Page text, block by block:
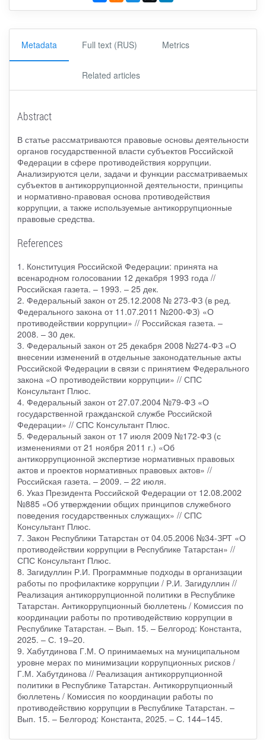
Metadata Full text (RUS) Metrics
Related articles
Abstract
В статье рассматриваются правовые основы деятельности
органов государственной власти субъектов Российской
Федерации в сфере противодействия коррупции.
Анализируются цели, задачи и функции рассматриваемых
субъектов в антикоррупционной деятельности, принципы
и нормативно-правовая основа противодействия
коррупции, а также используемые антикоррупционные
правовые средства.
References
1. Конституция Российской Федерации: принята на
всенародном голосовании 12 декабря 1993 года //
Российская газета. – 1993. – 25 дек.
2. Федеральный закон от 25.12.2008 № 273-ФЗ (в ред.
Федерального закона от 11.07.2011 №200-ФЗ) «О
противодействии коррупции» // Российская газета. –
2008. – 30 дек.
3. Федеральный закон от 25 декабря 2008 №274-ФЗ «О
внесении изменений в отдельные законодательные акты
Российской Федерации в связи с принятием Федерального
закона «О противодействии коррупции» // СПС
Консультант Плюс.
4. Федеральный закон от 27.07.2004 №79-ФЗ «О
государственной гражданской службе Российской
Федерации» // СПС Консультант Плюс.
5. Федеральный закон от 17 июля 2009 №172-ФЗ (с
изменениями от 21 ноября 2011 г.) «Об
антикоррупционной экспертизе нормативных правовых
актов и проектов нормативных правовых актов» //
Российская газета. – 2009. – 22 июля.
6. Указ Президента Российской Федерации от 12.08.2002
№885 «Об утверждении общих принципов служебного
поведения государственных служащих» // СПС
Консультант Плюс.
7. Закон Республики Татарстан от 04.05.2006 №34-ЗРТ «О
противодействии коррупции в Республике Татарстан» //
СПС Консультант Плюс.
8. Загидуллин Р.И. Программные подходы в организации
работы по профилактике коррупции / Р.И. Загидуллин //
Реализация антикоррупционной политики в Республике
Татарстан. Антикоррупционный бюллетень / Комиссия по
координации работы по противодействию коррупции в
Республике Татарстан. – Вып. 15. – Белгород: Константа,
2025. – С. 19–20.
9. Хабутдинова Г.М. О принимаемых на муниципальном
уровне мерах по минимизации коррупционных рисков /
Г.М. Хабутдинова // Реализация антикоррупционной
политики в Республике Татарстан. Антикоррупционный
бюллетень / Комиссия по координации работы по
противодействию коррупции в Республике Татарстан. –
Вып. 15. – Белгород: Константа, 2025. – С. 144–145.